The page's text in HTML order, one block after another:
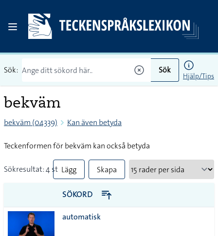
Sök: Sök
Hjälp/Tips
bekväm
bekväm (04339) Kan även betyda
Teckenformen för bekväm kan också betyda
Sökresultat: 4 st Lägg
till
alla i
Skapa
PDF
SÖKORD
automatisk